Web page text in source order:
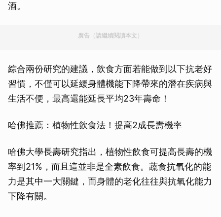
酒。
廣告（請繼續閱讀本文）
綜合兩份研究的建議，飲食方面若能做到以下抗老好
習慣，不僅可以延緩身體機能下降帶來的潛在疾病與
生活不便，最高還能延長平均23年壽命！
哈佛推薦：植物性飲食法！提高2成長壽機率
哈佛大學長壽研究指出，植物性飲食可提高長壽的機
率到21%，而且這並非是全素飲食。蔬食抗氧化的能
力是其中一大關鍵，而身體的老化往往與抗氧化能力
下降有關。